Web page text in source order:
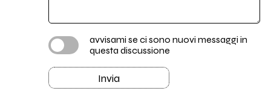
avvisami se ci sono nuovi messaggi in
questa discussione
Invia